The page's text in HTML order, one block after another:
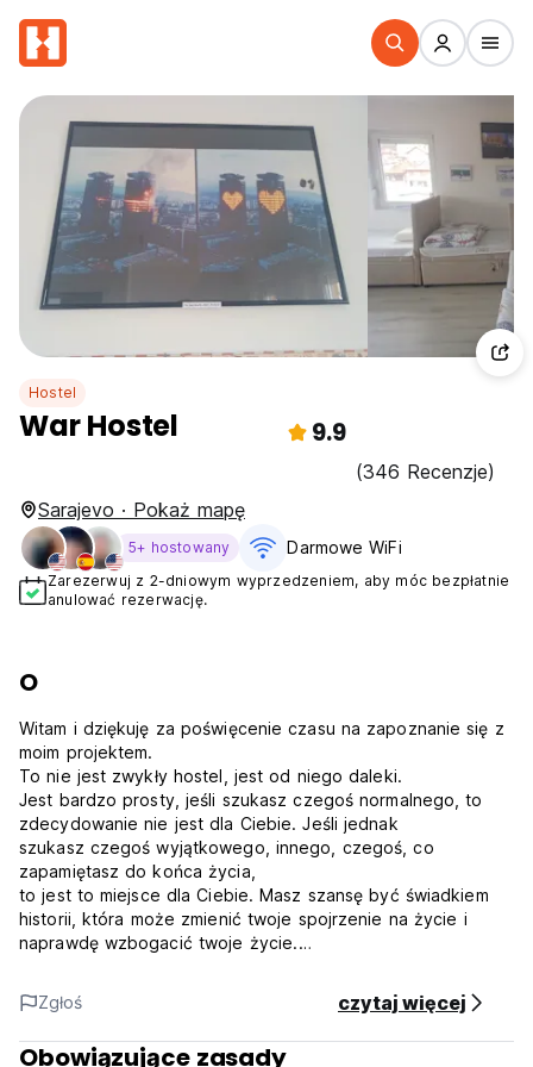
Hostel
War Hostel 9.9
(346 Recenzje)
Sarajevo · Pokaż mapę
5+ hostowany Darmowe WiFi
Zarezerwuj z 2-dniowym wyprzedzeniem, aby móc bezpłatnie
anulować rezerwację.
O
Witam i dziękuję za poświęcenie czasu na zapoznanie się z
moim projektem.
To nie jest zwykły hostel, jest od niego daleki.
Jest bardzo prosty, jeśli szukasz czegoś normalnego, to
zdecydowanie nie jest dla Ciebie. Jeśli jednak
szukasz czegoś wyjątkowego, innego, czegoś, co
zapamiętasz do końca życia,
to jest to miejsce dla Ciebie. Masz szansę być świadkiem
historii, która może zmienić twoje spojrzenie na życie i
naprawdę wzbogacić twoje życie.
wystarczy, że wyjdziesz ze swojej strefy komfortu i
przyjedziesz tutaj, aby posłuchać naszej historii i uczyć się.
The War Hostel jest znany na całym świecie, niezliczone
artykuły i filmy dokumentalne zostały opublikowane na jego
Zgłoś czytaj więcej
Obowiązujące zasady